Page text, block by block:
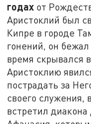
годах от
Аристоклий был
Кипре в городе
гонений, он бежал
время скрывался
Аристоклию
пострадать за
своего служения,
встретил